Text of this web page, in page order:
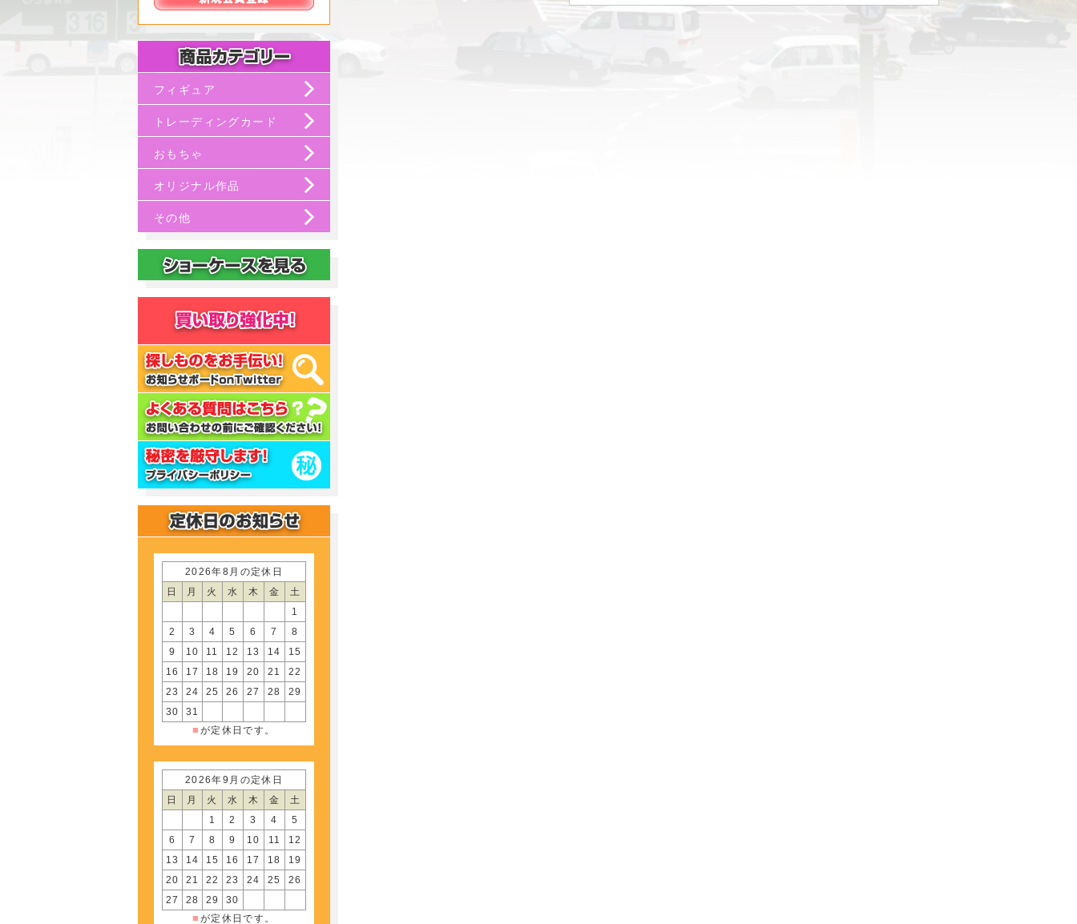
フィギュア
トレーディングカード
おもちゃ
オリジナル作品
その他
2026年8月の定休日
日
月 火 水 木 金
土
1
2
3 4 5 6 7
8
9
10 11 12 13 14
15
16
17 18 19 20 21
22
23
24 25 26 27 28
29
30
31
■ が定休日です。
2026年9月の定休日
日
月 火 水 木 金
土
1
2 3 4
5
6
7 8 9 10 11
12
13
14 15 16 17 18
19
20
21 22 23 24 25
26
27
28 29 30
■ が定休日です。